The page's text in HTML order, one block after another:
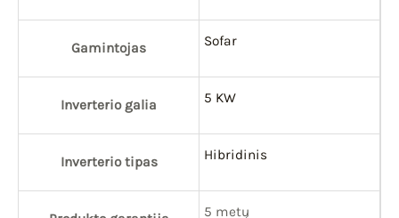
Gamintojas Sofar
Inverterio galia 5 KW
Inverterio tipas Hibridinis
5 metų